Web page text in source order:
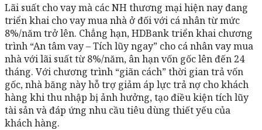
Lãi suất cho vay mà các NH thương mại hiện nay đang
triển khai cho vay mua nhà ở đối với cá nhân từ mức
8%/năm trở lên. Chẳng hạn, HDBank triển khai chương
trình “An tâm vay – Tích lũy ngay” cho cá nhân vay mua
nhà với lãi suất từ 8%/năm, ân hạn vốn gốc lên đến 24
tháng. Với chương trình “giãn cách” thời gian trả vốn
gốc, nhà băng này hỗ trợ giảm áp lực trả nợ cho khách
hàng khi thu nhập bị ảnh hưởng, tạo điều kiện tích lũy
tài sản và đáp ứng nhu cầu tiêu dùng thiết yếu của
khách hàng.